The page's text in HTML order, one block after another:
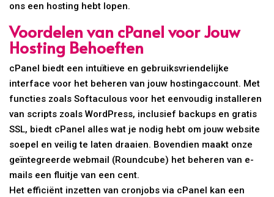
ons een hosting hebt lopen.
Voordelen van cPanel voor Jouw
Hosting Behoeften
cPanel biedt een intuïtieve en gebruiksvriendelijke
interface voor het beheren van jouw hostingaccount. Met
functies zoals Softaculous voor het eenvoudig installeren
van scripts zoals WordPress, inclusief backups en gratis
SSL, biedt cPanel alles wat je nodig hebt om jouw website
soepel en veilig te laten draaien. Bovendien maakt onze
geïntegreerde webmail (Roundcube) het beheren van e-
mails een fluitje van een cent.
Het efficiënt inzetten van cronjobs via cPanel kan een